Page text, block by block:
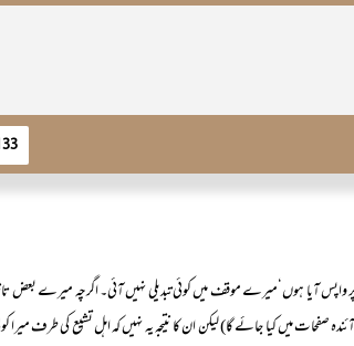
/
آیا ہوں‘میرے موقف میں کوئی تبدیلی نہیں آئی۔ اگرچہ میرے بعض
میں کیا جائے گا) لیکن ان کا نتیجہ یہ نہیں کہ اہل تشیع کی طرف میرا